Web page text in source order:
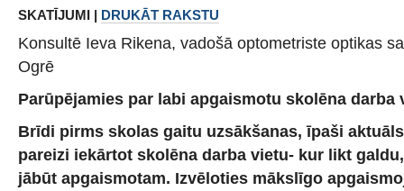
SKATĪJUMI | DRUKĀT RAKSTU
Konsultē Ieva Rikena, vadošā optometriste optikas
Ogrē
Parūpējamies par labi apgaismotu skolēna darba
Brīdi pirms skolas gaitu uzsākšanas, īpaši
pareizi iekārtot skolēna darba vietu- kur likt
jābūt apgaismotam. Izvēloties mākslīgo